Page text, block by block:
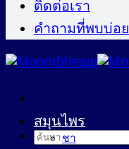
ติดต่อเรา
คำถามที่พบบ่อย
ค้นหา:
สมุนไพร
ชา